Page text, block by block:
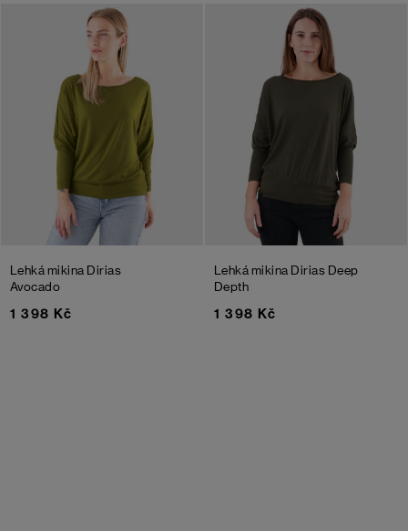
Lehká mikina Dirias
Avocado
1 398 Kč
Lehká mikina Dirias Deep
Depth
1 398 Kč